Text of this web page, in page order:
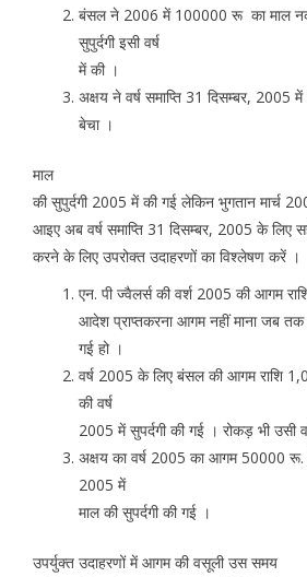
बंसल ने 2006 में 100000 रू का माल
सुपुर्दगी इसी वर्ष
में की ।
अक्षय ने वर्ष समाप्ति 31 दिसम्बर,
बेचा ।
माल
की सुपुर्दगी 2005 में की गई लेकिन भुगतान मार्च
आइए अब वर्ष समाप्ति 31 दिसम्बर, 2005 के लिए
करने के लिए उपरोक्त उदाहरणों का विश्लेषण करें ।
एन. पी ज्वैलर्स की वर्श 2005 की आगम
आदेश प्राप्तकरना आगम नहीं माना जब तक
गई हो ।
वर्ष 2005 के लिए बंसल की आगम राशि
की वर्ष
2005 में सुपर्दगी की गई । रोकड़ भी उसी
अक्षय का वर्ष 2005 का आगम 50000 रू.
2005 में
माल की सुपर्दगी की गई ।
उपर्युक्त उदाहरणों में आगम की वसूली उस समय